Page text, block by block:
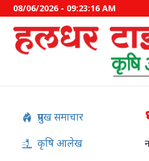
08/06/2026 - 09:23:17 AM
प्रमुख समाचार
कृषि आलेख